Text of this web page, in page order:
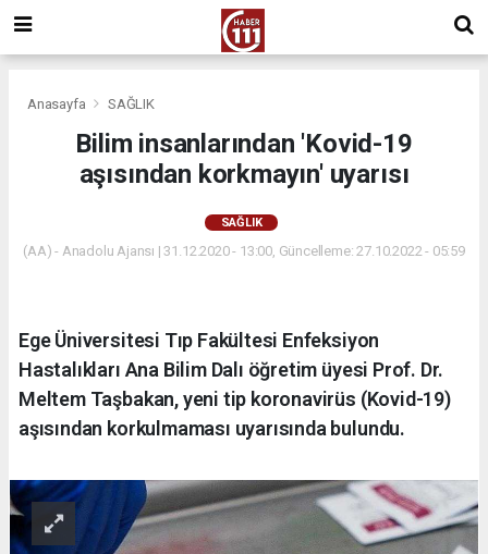
Anasayfa SAĞLIK
Bilim insanlarından 'Kovid-19
aşısından korkmayın' uyarısı
SAĞLIK
(AA) - Anadolu Ajansı | 31.12.2020 - 13:00, Güncelleme: 27.10.2022 - 05:59
Ege Üniversitesi Tıp Fakültesi Enfeksiyon
Hastalıkları Ana Bilim Dalı öğretim üyesi Prof. Dr.
Meltem Taşbakan, yeni tip koronavirüs (Kovid-19)
aşısından korkulmaması uyarısında bulundu.